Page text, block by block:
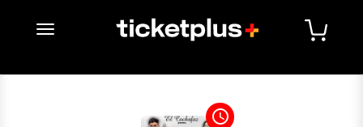
desplegar navegación
access_time